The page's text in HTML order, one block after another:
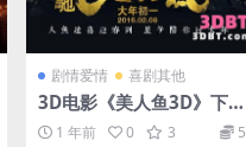
剧情爱情 喜剧其他
3D电影《美人鱼3D》下载
左右格式高清MKV版3D
1 年前 0 3 5